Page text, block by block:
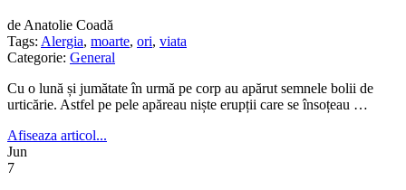
de Anatolie Coadă
Tags: Alergia, moarte, ori, viata
Categorie: General
Cu o lună și jumătate în urmă pe corp au apărut semnele bolii de
urticărie. Astfel pe pele apăreau niște erupții care se însoțeau …
Afiseaza articol...
Jun
7